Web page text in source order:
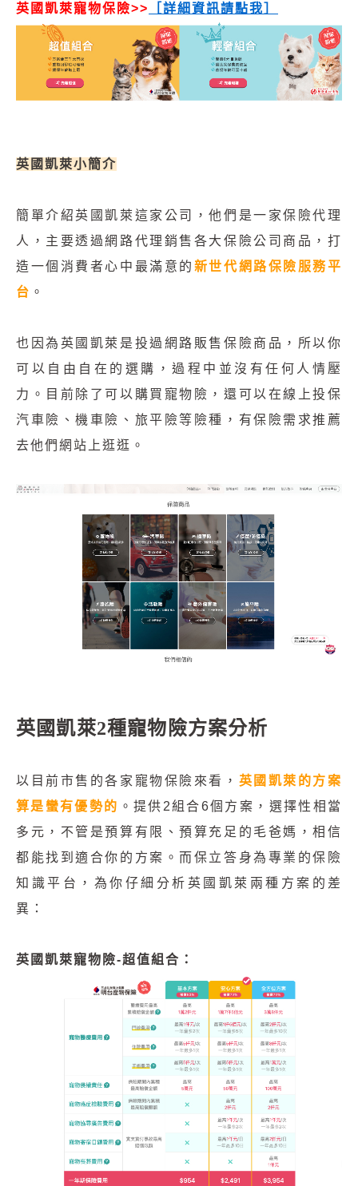
英國凱萊寵物保險>> 詳細資訊請點我
英國凱萊小簡介
簡單介紹英國凱萊這家公司，他們是一家保險代理
人，主要透過網路代理銷售各大保險公司商品，打
造一個消費者心中最滿意的 新世代網路保險服務平
台 。
也因為英國凱萊是投過網路販售保險商品，所以你
可以自由自在的選購，過程中並沒有任何人情壓
力。目前除了可以購買寵物險，還可以在線上投保
汽車險、機車險、旅平險等險種，有保險需求推薦
去他們網站上逛逛。
英國凱萊2種寵物險方案分析
以目前市售的各家寵物保險來看， 英國凱萊的方案
算是蠻有優勢的 。提供2組合6個方案，選擇性相當
多元，不管是預算有限、預算充足的毛爸媽，相信
都能找到適合你的方案。而保立答身為專業的保險
知識平台，為你仔細分析英國凱萊兩種方案的差
異：
英國凱萊寵物險-超值組合：